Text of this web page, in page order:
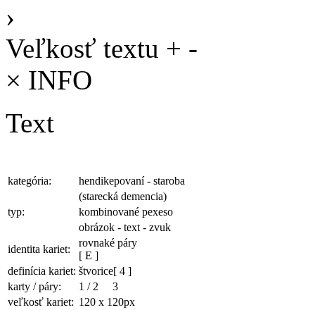
›
Veľkosť textu + -
× INFO
Text
kategória:
hendikepovaní - staroba
(starecká demencia)
typ:
kombinované pexeso
obrázok - text - zvuk
identita kariet:
rovnaké páry
[ E ]
definícia kariet: štvorice[ 4 ]
karty / páry:
1 / 2
3
veľkosť kariet: 120 x 120px